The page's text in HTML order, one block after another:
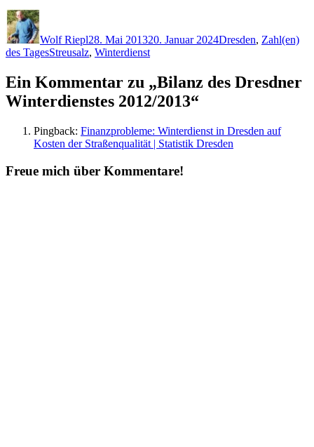
Wolf Riepl28. Mai 201320. Januar 2024Dresden, Zahl(en)
des TagesSchlagwörter
Streusalz, Winterdienst
Ein Kommentar zu „Bilanz des Dresdner
Winterdienstes 2012/2013“
Pingback: Finanzprobleme: Winterdienst in Dresden auf
Kosten der Straßenqualität | Statistik Dresden
Freue mich über Kommentare!